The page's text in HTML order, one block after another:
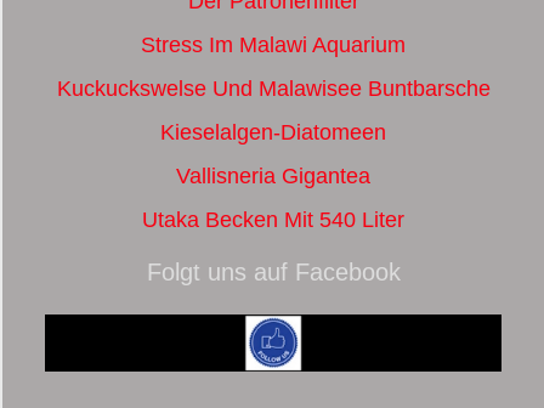
Stress Im Malawi Aquarium
Kuckuckswelse Und Malawisee Buntbarsche
Kieselalgen-Diatomeen
Vallisneria Gigantea
Utaka Becken Mit 540 Liter
Folgt uns auf Facebook